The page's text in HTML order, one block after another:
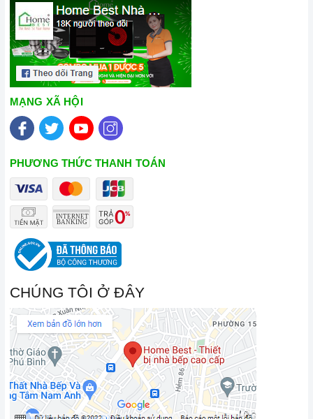
MẠNG XÃ HỘI
PHƯƠNG THỨC THANH TOÁN
CHÚNG TÔI Ở ĐÂY